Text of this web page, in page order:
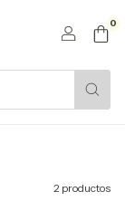
0
2 productos